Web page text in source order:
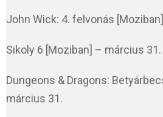
John Wick: 4. felvonás
Sikoly 6 [Moziban] – március 31.
Dungeons & Dragons:
március 31.